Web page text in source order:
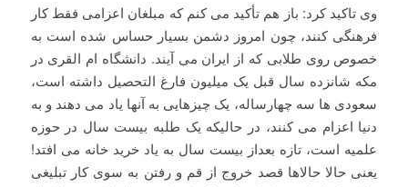
وی تاکید کرد: باز هم تأکید می کنم که مبلغان اعزامی فقط کار
فرهنگی کنند، چون امروز دشمن بسیار حساس شده است به
خصوص روی طلابی که از ایران می آیند. دانشگاه ام القری در
مکه شانزده سال قبل یک میلیون فارغ التحصیل داشته است،
سعودی ها سه چهارساله، یک چیزهایی به آنها یاد می دهند و به
دنیا اعزام می کنند، در حالیکه یک طلبه بیست سال در حوزه
علمیه است، تازه بعداز بیست سال به یاد خرید خانه می افتد!
یعنی حالا حالاها قصد خروج از قم و رفتن به سوی کار تبلیغی